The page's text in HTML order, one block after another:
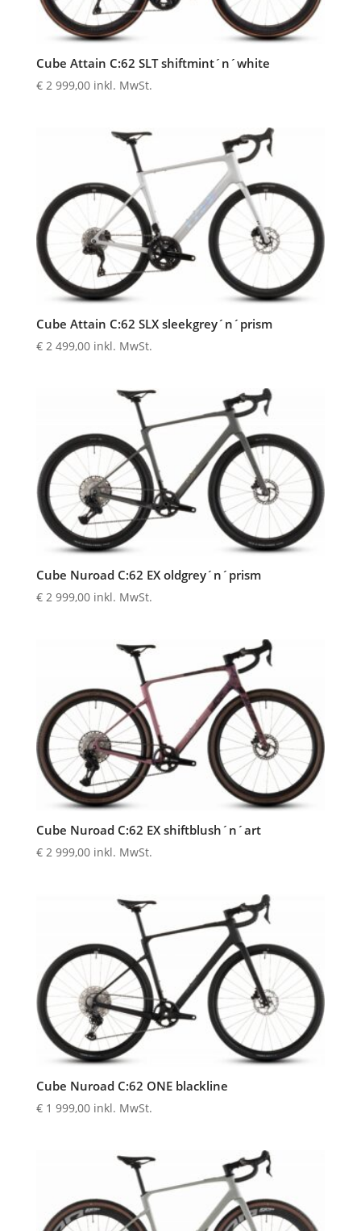
Cube Attain C:62 SLT shiftmint´n´white
€2 999,00 inkl. MwSt.
Cube Attain C:62 SLX sleekgrey´n´prism
€2 499,00 inkl. MwSt.
Cube Nuroad C:62 EX oldgrey´n´prism
€2 999,00 inkl. MwSt.
Cube Nuroad C:62 EX shiftblush´n´art
€2 999,00 inkl. MwSt.
Cube Nuroad C:62 ONE blackline
€1 999,00 inkl. MwSt.